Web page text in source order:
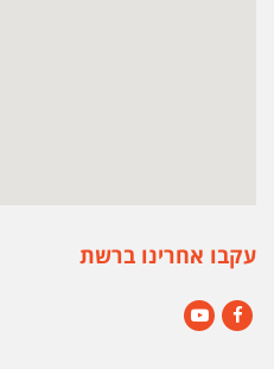
עקבו אחרינו ברשת